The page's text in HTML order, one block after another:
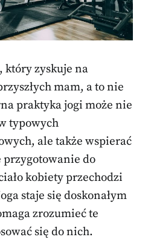
który zyskuje na
mam, a to nie
praktyka jogi może nie
typowych
ale także wspierać
do
kobiety przechodzi
staje się doskonałym
zrozumieć te
się do nich.